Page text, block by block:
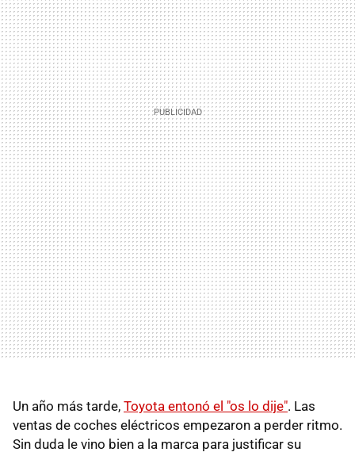
Un año más tarde, Toyota entonó el "os lo dije". Las
ventas de coches eléctricos empezaron a perder ritmo.
Sin duda le vino bien a la marca para justificar su